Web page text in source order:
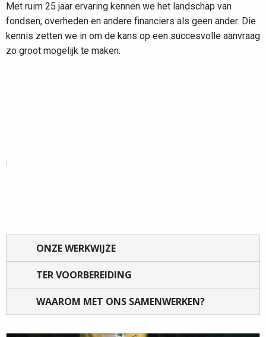
Met ruim 25 jaar ervaring kennen we het landschap van
fondsen, overheden en andere financiers als geen ander. Die
kennis zetten we in om de kans op een succesvolle aanvraag
zo groot mogelijk te maken.
ONZE WERKWIJZE
TER VOORBEREIDING
WAAROM MET ONS SAMENWERKEN?